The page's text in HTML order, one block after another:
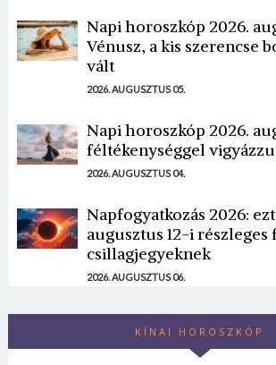
Napi horoszkóp 2026.
Vénusz, a kis szerencse
vált
2026. AUGUSZTUS 05.
Napi horoszkóp 2026.
féltékenységgel
2026. AUGUSZTUS 04.
Napfogyatkozás 2026:
augusztus 12-i részleges
csillagjegyeknek
2026. AUGUSZTUS 06.
KÍNAI HOROSZKÓP